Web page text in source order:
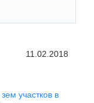
11.02.2018
участков в